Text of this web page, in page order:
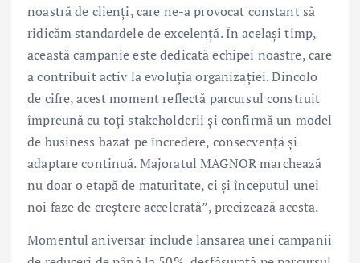
noastră de clienți, care ne-a provocat constant să
ridicăm standardele de excelență. În același timp,
această campanie este dedicată echipei noastre, care
a contribuit activ la evoluția organizației. Dincolo
de cifre, acest moment reflectă parcursul construit
împreună cu toți stakeholderii și confirmă un model
de business bazat pe încredere, consecvență și
adaptare continuă. Majoratul MAGNOR marchează
nu doar o etapă de maturitate, ci și începutul unei
noi faze de creștere accelerată”, precizează acesta.
Momentul aniversar include lansarea unei campanii